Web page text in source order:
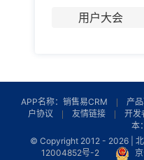
用户大会
APP名称：销售易CRM 产
户协议
友情链接
开发
本
© Copyright 2012 - 2026 |
12004852号-2